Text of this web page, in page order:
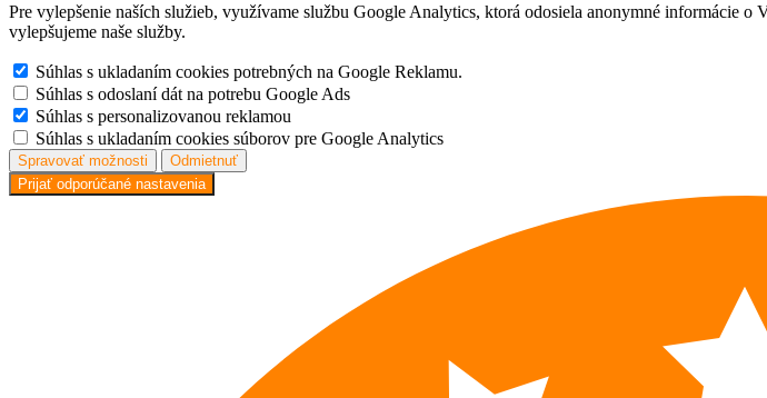
Pre vylepšenie naších služieb, využívame službu Google Analytics, ktorá odosiela anonymné informácie
vylepšujeme naše služby.
Súhlas s ukladaním cookies potrebných na Google Reklamu.
Súhlas s odoslaní dát na potrebu Google Ads
Súhlas s personalizovanou reklamou
Súhlas s ukladaním cookies súborov pre Google Analytics
Spravovať možnosti
Odmietnuť
Prijať odporúčané nastavenia